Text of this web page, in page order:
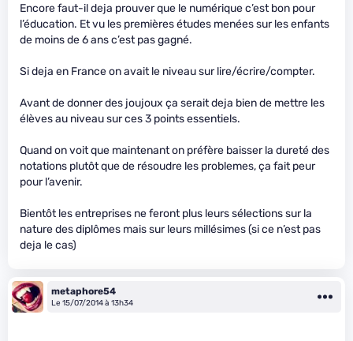
Encore faut-il deja prouver que le numérique c’est bon pour
l’éducation. Et vu les premières études menées sur les enfants
de moins de 6 ans c’est pas gagné.
Si deja en France on avait le niveau sur lire/écrire/compter.
Avant de donner des joujoux ça serait deja bien de mettre les
élèves au niveau sur ces 3 points essentiels.
Quand on voit que maintenant on préfère baisser la dureté des
notations plutôt que de résoudre les problemes, ça fait peur
pour l’avenir.
Bientôt les entreprises ne feront plus leurs sélections sur la
nature des diplômes mais sur leurs millésimes (si ce n’est pas
deja le cas)
metaphore54
Le 15/07/2014 à 13h34